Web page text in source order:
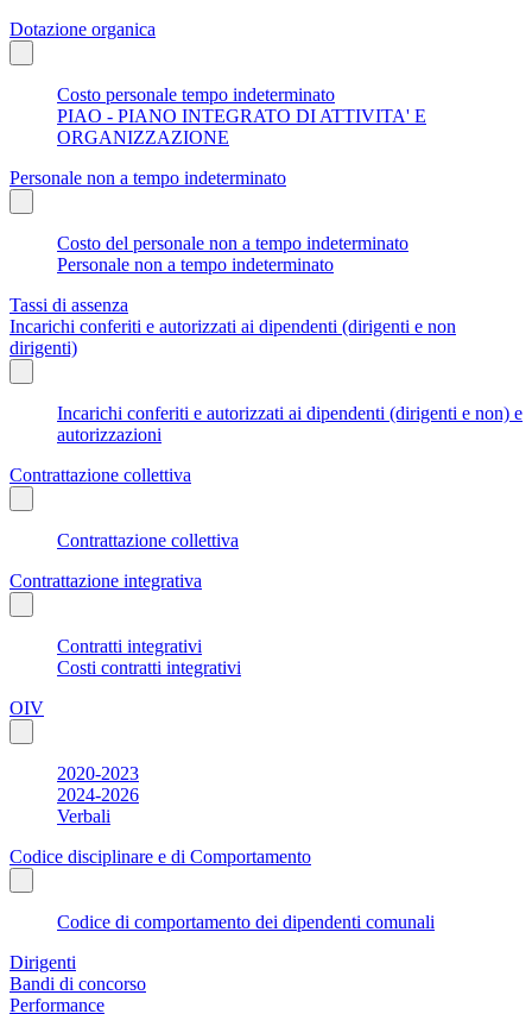
Dotazione organica
Costo personale tempo indeterminato
PIAO - PIANO INTEGRATO DI ATTIVITA' E
ORGANIZZAZIONE
Personale non a tempo indeterminato
Costo del personale non a tempo indeterminato
Personale non a tempo indeterminato
Tassi di assenza
Incarichi conferiti e autorizzati ai dipendenti (dirigenti e non
dirigenti)
Incarichi conferiti e autorizzati ai dipendenti (dirigenti e non) e
autorizzazioni
Contrattazione collettiva
Contrattazione collettiva
Contrattazione integrativa
Contratti integrativi
Costi contratti integrativi
OIV
2020-2023
2024-2026
Verbali
Codice disciplinare e di Comportamento
Codice di comportamento dei dipendenti comunali
Dirigenti
Bandi di concorso
Performance